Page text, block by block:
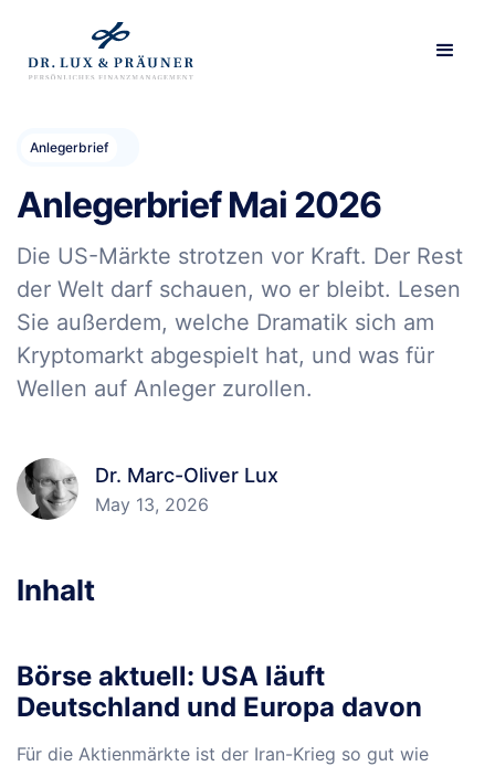
Anlegerbrief
Anlegerbrief Mai 2026
Die US-Märkte strotzen vor Kraft. Der Rest
der Welt darf schauen, wo er bleibt. Lesen
Sie außerdem, welche Dramatik sich am
Kryptomarkt abgespielt hat, und was für
Wellen auf Anleger zurollen.
Dr. Marc-Oliver Lux
May 13, 2026
Inhalt
Börse aktuell: USA läuft
Deutschland und Europa davon
Für die Aktienmärkte ist der Iran-Krieg so gut wie